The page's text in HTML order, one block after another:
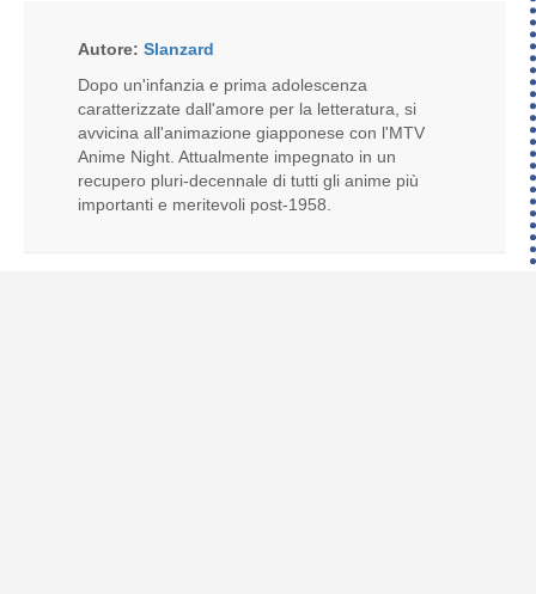
Autore: Slanzard
Dopo un'infanzia e prima adolescenza
caratterizzate dall'amore per la letteratura, si
avvicina all'animazione giapponese con l'MTV
Anime Night. Attualmente impegnato in un
recupero pluri-decennale di tutti gli anime più
importanti e meritevoli post-1958.